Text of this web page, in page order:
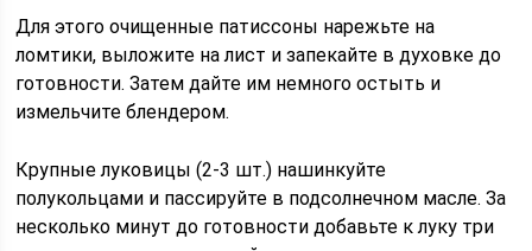
Для этого очищенные патиссоны нарежьте на
ломтики, выложите на лист и запекайте в духовке до
готовности. Затем дайте им немного остыть и
измельчите блендером.
Крупные луковицы (2-3 шт.) нашинкуйте
полукольцами и пассируйте в подсолнечном масле. За
несколько минут до готовности добавьте к луку три